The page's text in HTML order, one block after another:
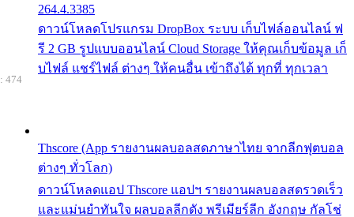
264.4.3385
ดาวน์โหลดโปรแกรม DropBox ระบบ เก็บไฟล์ออนไลน์ ฟ
รี 2 GB รูปแบบออนไลน์ Cloud Storage ให้คุณเก็บข้อมูล เก็
บไฟล์ แชร์ไฟล์ ต่างๆ ให้คนอื่น เข้าถึงได้ ทุกที่ ทุกเวลา
Thscore (App รายงานผลบอลสดภาษาไทย จากลีกฟุตบอล
ต่างๆ ทั่วโลก)
ดาวน์โหลดแอป Thscore แอปฯ รายงานผลบอลสดรวดเร็ว
และแม่นยำทันใจ ผลบอลลีกดัง พรีเมียร์ลีก อังกฤษ กัลโช่
474